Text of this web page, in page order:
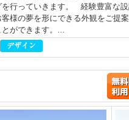
行っていきます。 経験豊富な
様の夢を形にできる外観をご提
ができます。...